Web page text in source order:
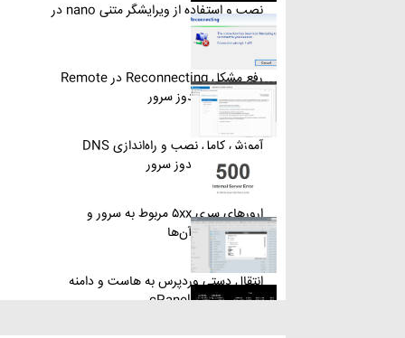
نصب و استفاده از ویرایشگر متنی nano در
لینوکس
رفع مشکل Reconnecting در Remote
Desktop ویندوز سرور
آموزش کامل نصب و راه‌اندازی DNS
Server در ویندوز سرور
ارورهای سری ۵xx مربوط به سرور و
روش‌های رفع آن‌ها
انتقال دستی وردپرس به هاست و دامنه
جدید از طریق cPanel